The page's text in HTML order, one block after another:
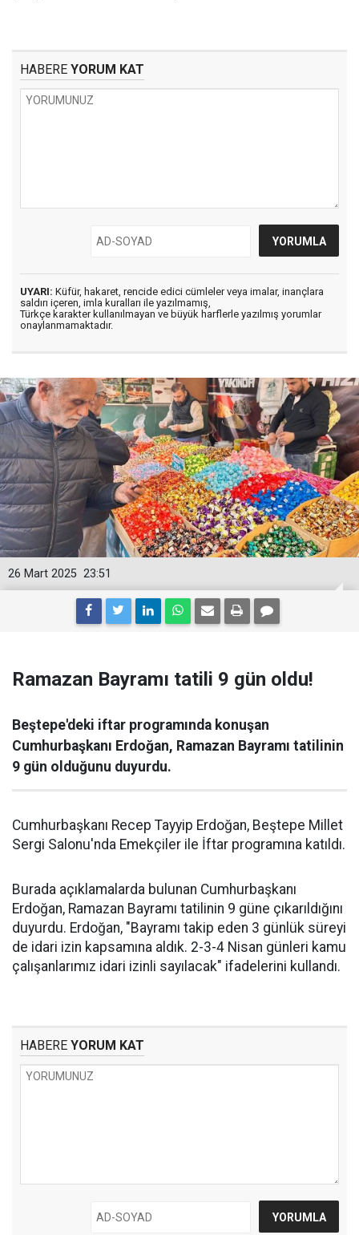
HABERE YORUM KAT
UYARI: Küfür, hakaret, rencide edici cümleler veya imalar, inançlara
saldırı içeren, imla kuralları ile yazılmamış,
Türkçe karakter kullanılmayan ve büyük harflerle yazılmış yorumlar
onaylanmamaktadır.
23:51
26 Mart 2025
Ramazan Bayramı tatili 9 gün oldu!
Beştepe'deki iftar programında konuşan
Cumhurbaşkanı Erdoğan, Ramazan Bayramı tatilinin
9 gün olduğunu duyurdu.
Cumhurbaşkanı Recep Tayyip Erdoğan, Beştepe Millet
Sergi Salonu'nda Emekçiler ile İftar programına katıldı.
Burada açıklamalarda bulunan Cumhurbaşkanı
Erdoğan, Ramazan Bayramı tatilinin 9 güne çıkarıldığını
duyurdu. Erdoğan, "Bayramı takip eden 3 günlük süreyi
de idari izin kapsamına aldık. 2-3-4 Nisan günleri kamu
çalışanlarımız idari izinli sayılacak" ifadelerini kullandı.
HABERE YORUM KAT